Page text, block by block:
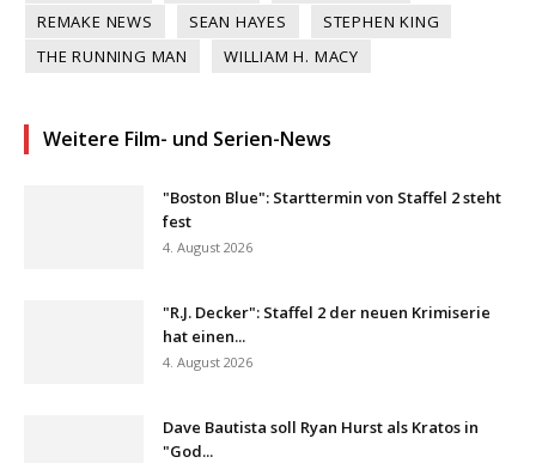
REMAKE NEWS SEAN HAYES
STEPHEN KING
THE RUNNING MAN
WILLIAM H. MACY
Weitere Film- und Serien-News
"Boston Blue": Starttermin von Staffel 2 steht
fest
4. August 2026
"R.J. Decker": Staffel 2 der neuen Krimiserie
hat einen...
4. August 2026
Dave Bautista soll Ryan Hurst als Kratos in
"God...